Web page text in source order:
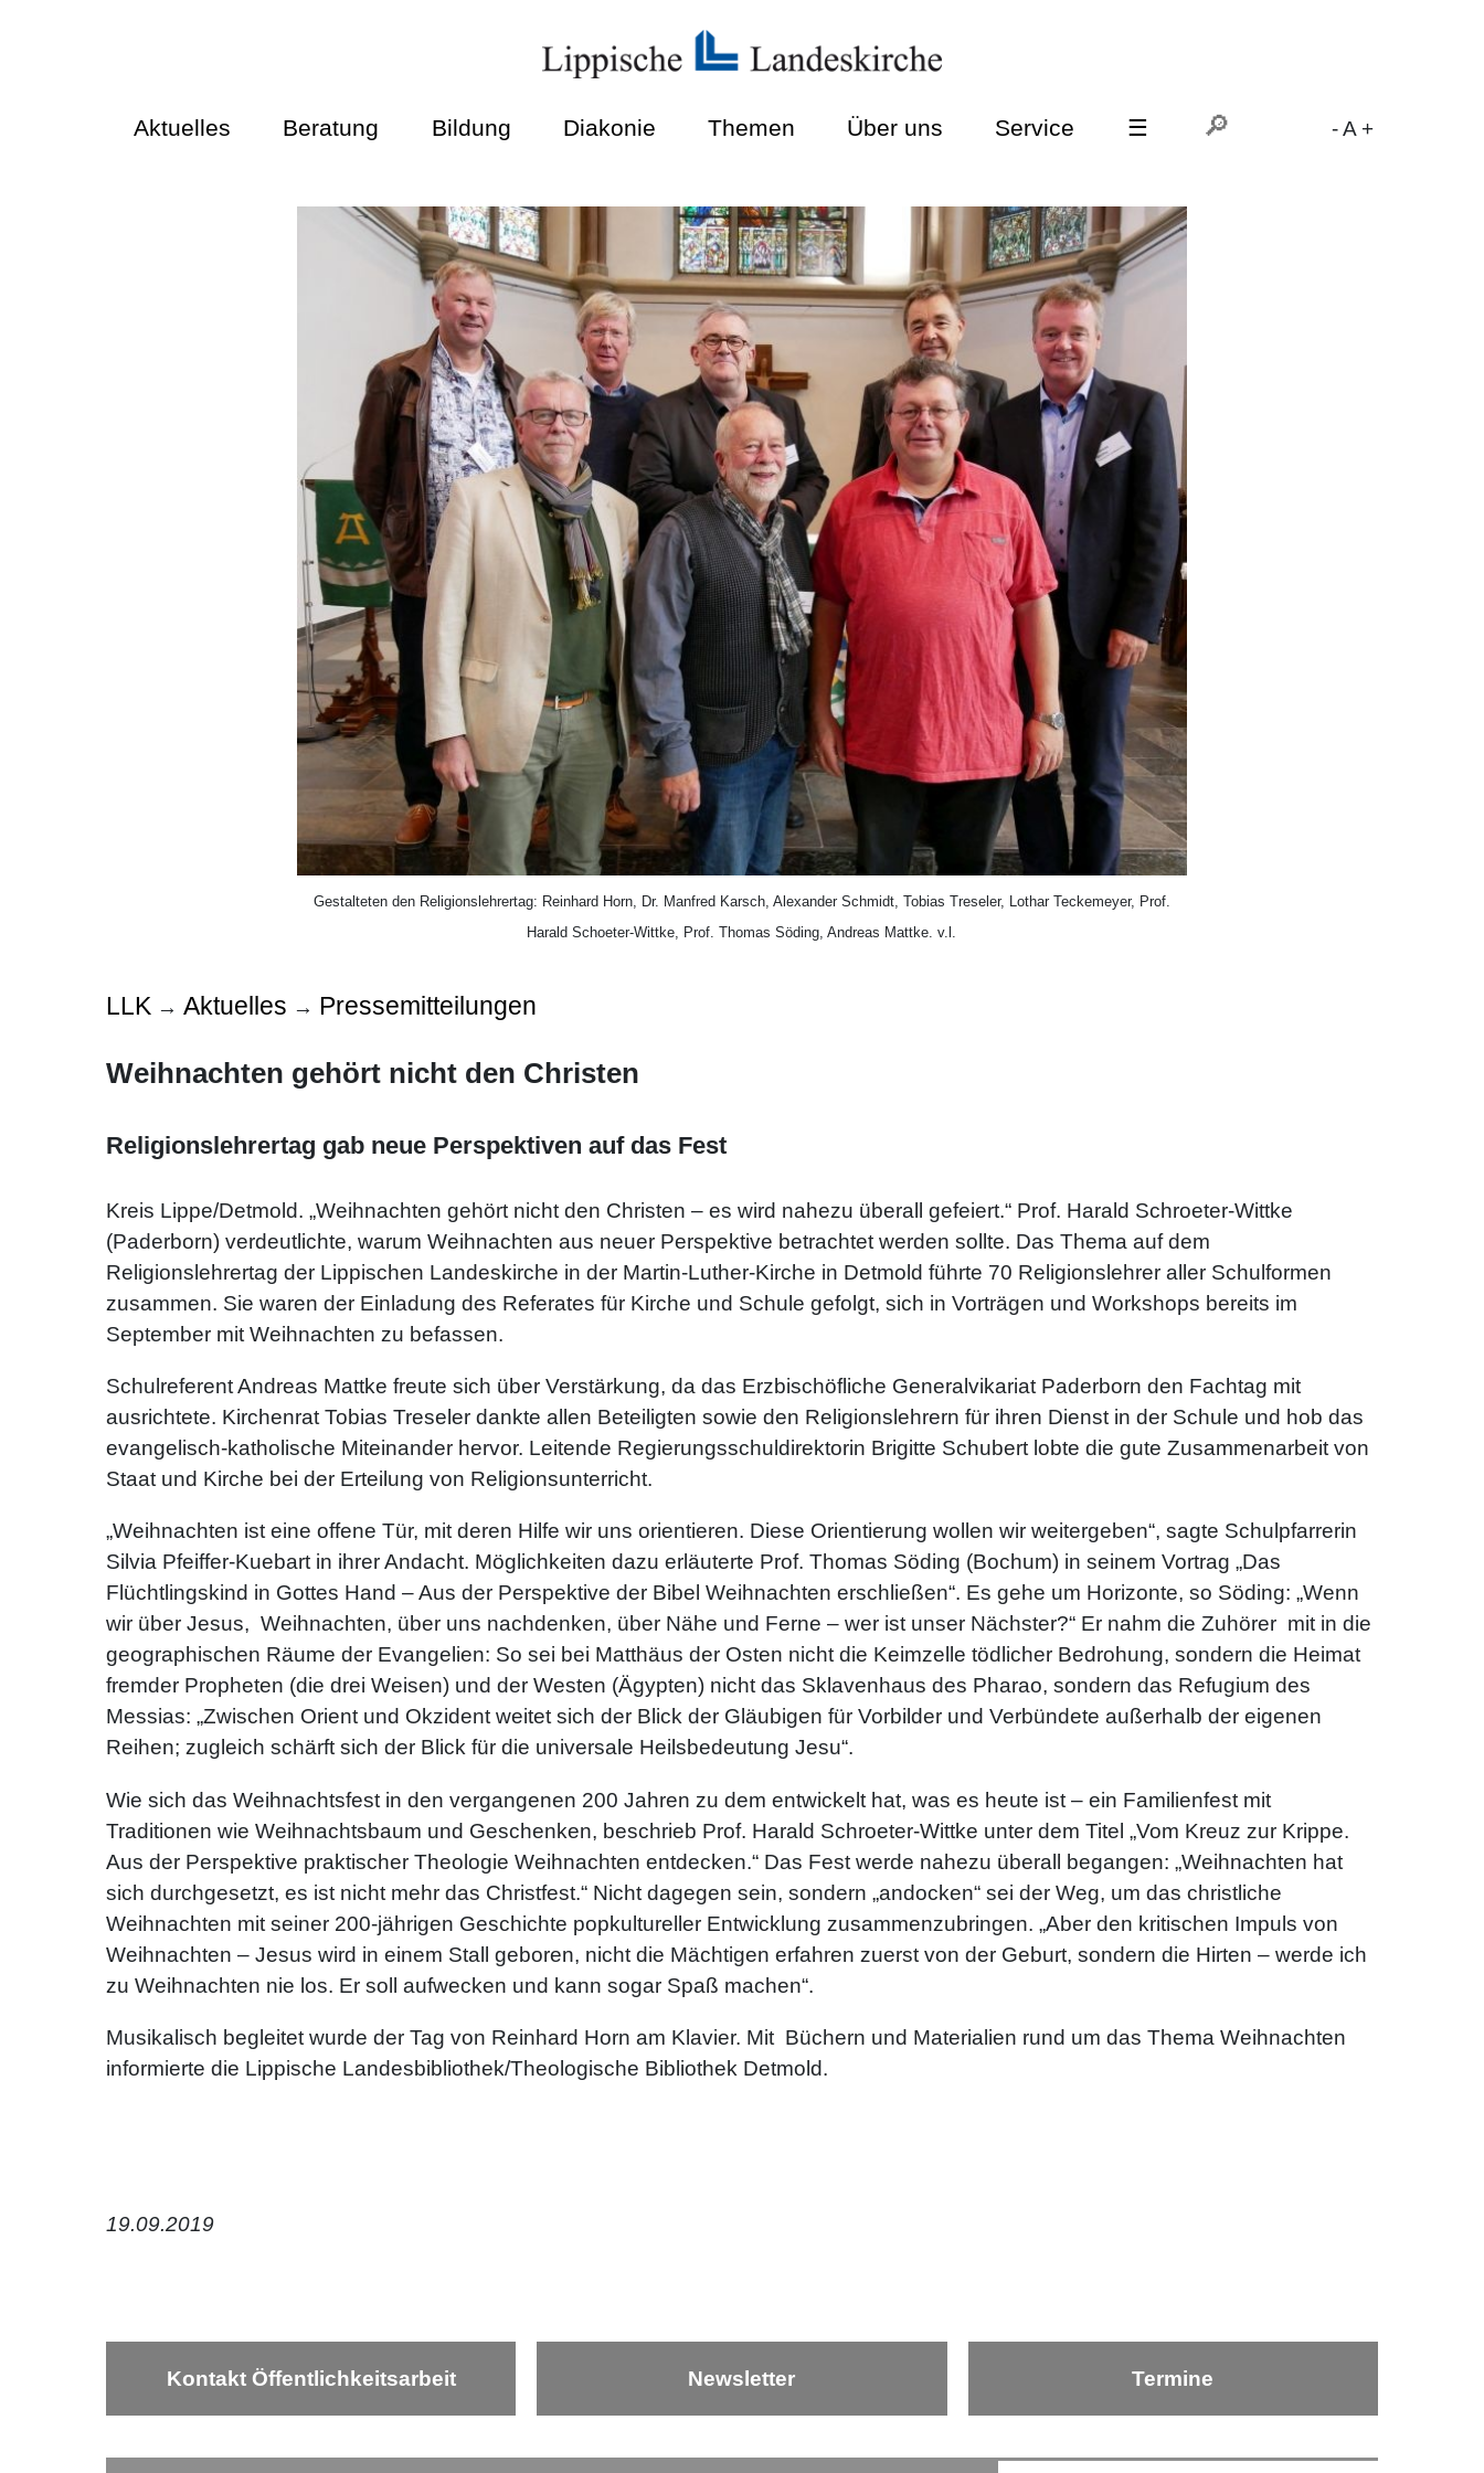
Aktuelles Beratung Bildung Diakonie Themen Über uns Service ☰ -A +
Gestalteten den Religionslehrertag: Reinhard Horn, Dr. Manfred Karsch, Alexander Schmidt, Tobias Treseler, Lothar Teckemeyer, Prof.
Harald Schoeter-Wittke, Prof. Thomas Söding, Andreas Mattke. v.l.
LLK→ Aktuelles → Pressemitteilungen
Weihnachten gehört nicht den Christen
Religionslehrertag gab neue Perspektiven auf das Fest
Kreis Lippe/Detmold. „Weihnachten gehört nicht den Christen – es wird nahezu überall gefeiert.“ Prof. Harald Schroeter-Wittke
(Paderborn) verdeutlichte, warum Weihnachten aus neuer Perspektive betrachtet werden sollte. Das Thema auf dem
Religionslehrertag der Lippischen Landeskirche in der Martin-Luther-Kirche in Detmold führte 70 Religionslehrer aller Schulformen
zusammen. Sie waren der Einladung des Referates für Kirche und Schule gefolgt, sich in Vorträgen und Workshops bereits im
September mit Weihnachten zu befassen.
Schulreferent Andreas Mattke freute sich über Verstärkung, da das Erzbischöfliche Generalvikariat Paderborn den Fachtag mit
ausrichtete. Kirchenrat Tobias Treseler dankte allen Beteiligten sowie den Religionslehrern für ihren Dienst in der Schule und hob das
evangelisch-katholische Miteinander hervor. Leitende Regierungsschuldirektorin Brigitte Schubert lobte die gute Zusammenarbeit von
Staat und Kirche bei der Erteilung von Religionsunterricht.
„Weihnachten ist eine offene Tür, mit deren Hilfe wir uns orientieren. Diese Orientierung wollen wir weitergeben“, sagte Schulpfarrerin
Silvia Pfeiffer-Kuebart in ihrer Andacht. Möglichkeiten dazu erläuterte Prof. Thomas Söding (Bochum) in seinem Vortrag „Das
Flüchtlingskind in Gottes Hand – Aus der Perspektive der Bibel Weihnachten erschließen“. Es gehe um Horizonte, so Söding: „Wenn
wir über Jesus, Weihnachten, über uns nachdenken, über Nähe und Ferne – wer ist unser Nächster?“ Er nahm die Zuhörer mit in die
geographischen Räume der Evangelien: So sei bei Matthäus der Osten nicht die Keimzelle tödlicher Bedrohung, sondern die Heimat
fremder Propheten (die drei Weisen) und der Westen (Ägypten) nicht das Sklavenhaus des Pharao, sondern das Refugium des
Messias: „Zwischen Orient und Okzident weitet sich der Blick der Gläubigen für Vorbilder und Verbündete außerhalb der eigenen
Reihen; zugleich schärft sich der Blick für die universale Heilsbedeutung Jesu“.
Wie sich das Weihnachtsfest in den vergangenen 200 Jahren zu dem entwickelt hat, was es heute ist – ein Familienfest mit
Traditionen wie Weihnachtsbaum und Geschenken, beschrieb Prof. Harald Schroeter-Wittke unter dem Titel „Vom Kreuz zur Krippe.
Aus der Perspektive praktischer Theologie Weihnachten entdecken.“ Das Fest werde nahezu überall begangen: „Weihnachten hat
sich durchgesetzt, es ist nicht mehr das Christfest.“ Nicht dagegen sein, sondern „andocken“ sei der Weg, um das christliche
Weihnachten mit seiner 200-jährigen Geschichte popkultureller Entwicklung zusammenzubringen. „Aber den kritischen Impuls von
Weihnachten – Jesus wird in einem Stall geboren, nicht die Mächtigen erfahren zuerst von der Geburt, sondern die Hirten – werde ich
zu Weihnachten nie los. Er soll aufwecken und kann sogar Spaß machen“.
Musikalisch begleitet wurde der Tag von Reinhard Horn am Klavier. Mit Büchern und Materialien rund um das Thema Weihnachten
informierte die Lippische Landesbibliothek/Theologische Bibliothek Detmold.
19.09.2019
Kontakt Öffentlichkeitsarbeit Newsletter Termine